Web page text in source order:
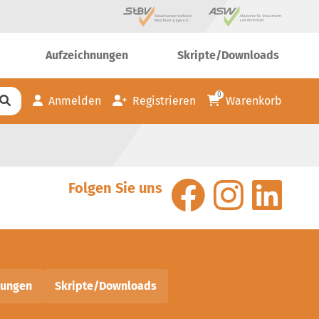
Aufzeichnungen Skripte/Downloads
Anmelden Registrieren 0 Warenkorb
Folgen Sie uns
Skripte/Downloads